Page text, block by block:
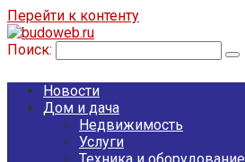
Перейти к контенту
Поиск:
Новости
Дом и дача
Недвижимость
Услуги